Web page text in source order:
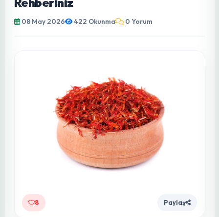
Kırmızı Altın'ın Sırları: Safran
Yetiştiriciliğinde Uzman